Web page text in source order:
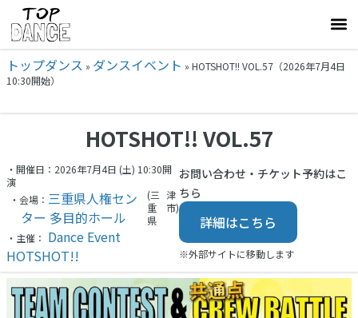
トップダンス » ダンスイベント » HOTSHOT!! VOL.57（2026年7月4日
10:30開始）
HOTSHOT!! VOL.57
・開催日：2026年7月4日 (土) 10:30開
演
・会場： 三重県人権セン
ター 多目的ホール
(三
重
県
津
市)
・主催： Dance Event
HOTSHOT!!
お問い合わせ・チケット予約はこ
ちら
詳細はこちら
※外部サイトに移動します